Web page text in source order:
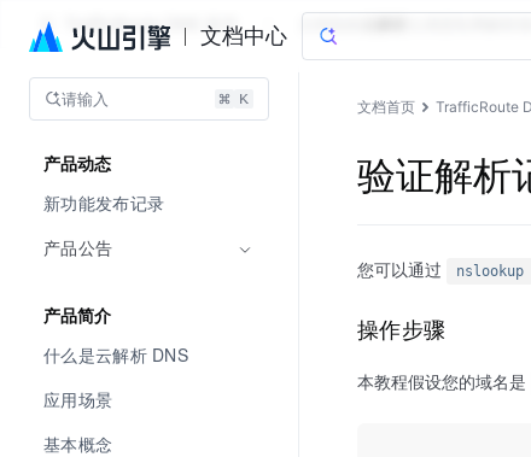
文档中心
TrafficRoute DNS 套件 文档指南
请输入
产品动态
新功能发布记录
产品公告
产品简介
什么是云解析 DNS
应用场景
基本概念
文档首页 TrafficRoute
验证解析
您可以通过 nslookup
操作步骤
本教程假设您的域名是